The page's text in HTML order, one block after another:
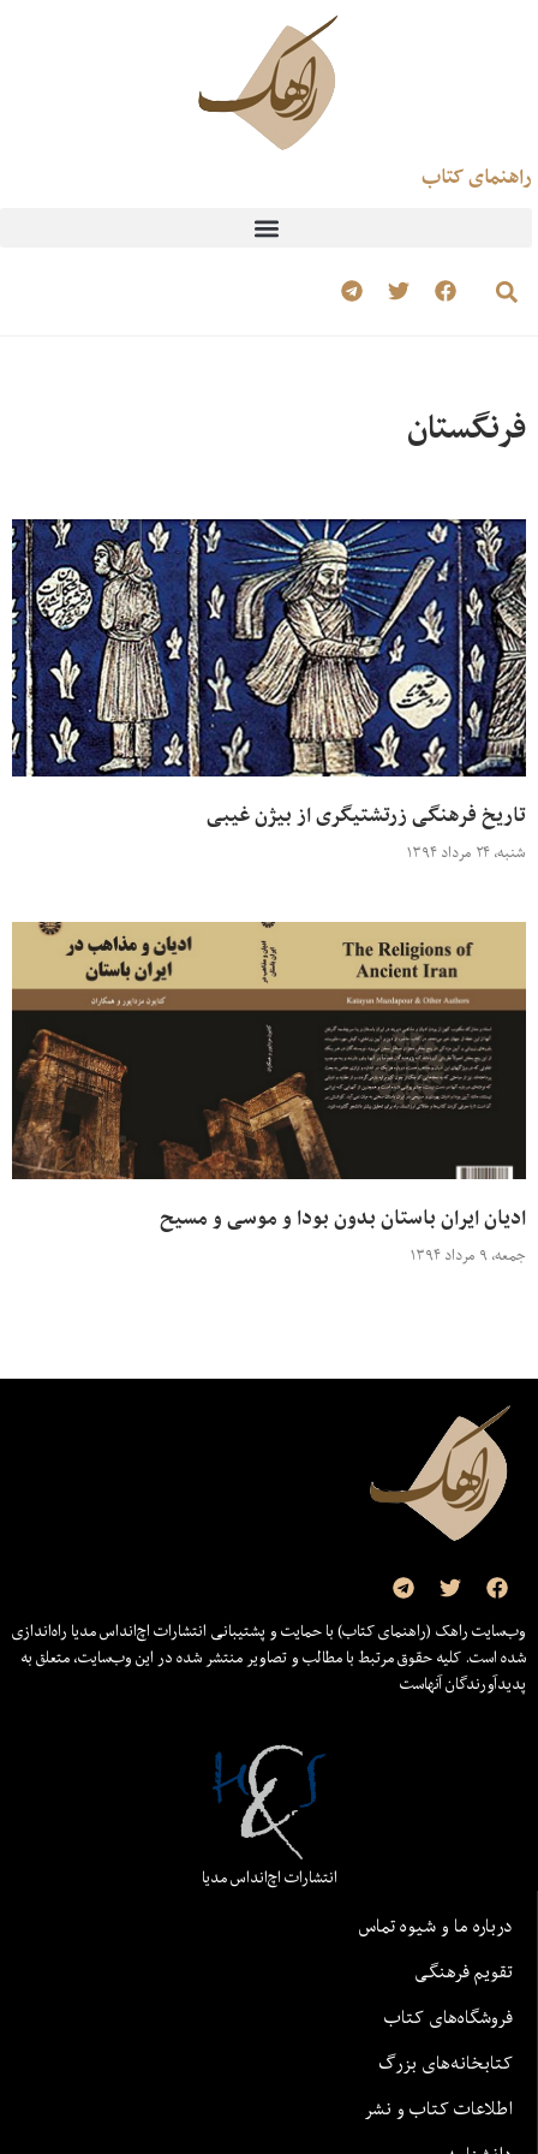
راهنمای کتاب
فرنگستان
تاریخ فرهنگی زرتشتیگری از بیژن غیبی
شنبه، ۲۴ مرداد ۱۳۹۴
ادیان ایران باستان بدون بودا و موسی و مسیح
جمعه، ۹ مرداد ۱۳۹۴
وب‌سایت راهک (راهنمای کتاب) با حمایت و پشتیبانی انتشارات اچ‌اند‌اس مدیا راه‌اندازی
شده است. کلیه حقوق مرتبط با مطالب و تصاویر منتشر شده در این وب‌سایت، متعلق به
پدیدآورندگان آنهاست
انتشارات اچ‌اند‌اس مدیا
درباره ما و شیوه تماس
تقویم فرهنگی
فروشگاه‌های کتاب
کتابخانه‌های بزرگ
اطلاعات کتاب و نشر